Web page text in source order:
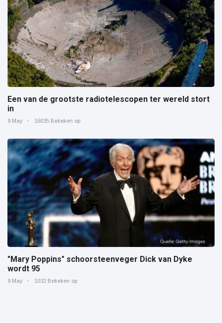
Een van de grootste radiotelescopen ter wereld stort
in
9 May 16035 Bekeken op
"Mary Poppins" schoorsteenveger Dick van Dyke
wordt 95
9 May 1032 Bekeken op